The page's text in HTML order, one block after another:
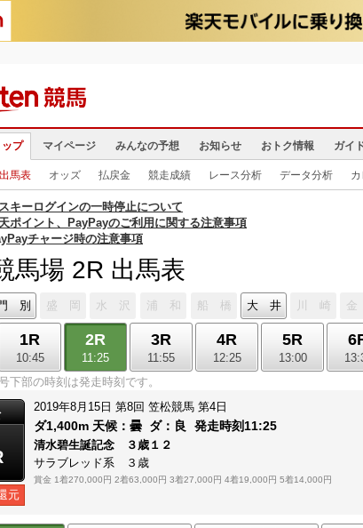
プ マイページ みんなの予想 お知らせ おトク情報 ガイ
出馬表 オッズ 払戻金 競走成績 レース分析 データ分析
キーログインの一時停止について
天ポイント、PayPayのご利用に関する注意事項
チャージ時の注意事項
馬場 2R 出馬表
別 盛 岡 水 沢 浦 和 船 橋 大 井 川 崎
1R
10:45
2R
11:25
3R
11:55
4R
12:25
5R
13:00
下部の時刻は発走時刻です。
元
2019年8月15日 第8回 笠松競馬 第4日
ダ1,400m 天候： 曇 ダ： 良 発走時刻11:25
清水碧生誕記念 ３歳１２
サラブレッド系 ３歳
賞金 1着270,000円 2着63,000円 3着27,000円 4着19,000円 5着14,000円